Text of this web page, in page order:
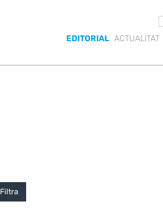
EDITORIAL ACTUALITAT
Filtra